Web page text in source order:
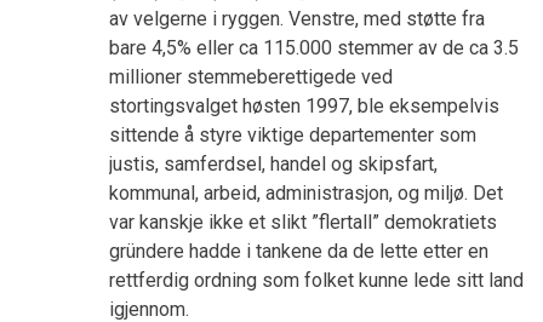
av velgerne i ryggen. Venstre, med støtte fra
bare 4,5% eller ca 115.000 stemmer av de ca 3.5
millioner stemmeberettigede ved
stortingsvalget høsten 1997, ble eksempelvis
sittende å styre viktige departementer som
justis, samferdsel, handel og skipsfart,
kommunal, arbeid, administrasjon, og miljø. Det
var kanskje ikke et slikt ”flertall” demokratiets
gründere hadde i tankene da de lette etter en
rettferdig ordning som folket kunne lede sitt land
igjennom.